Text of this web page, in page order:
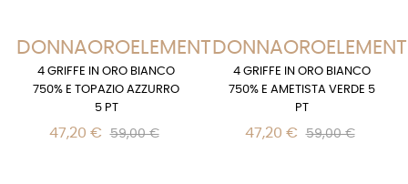
DONNAOROELEMENTS
4 GRIFFE IN ORO BIANCO
750% E TOPAZIO AZZURRO
5 PT
47,20 € 59,00 €
4 GRIFFE IN ORO BIANCO
750% E AMETISTA VERDE 5
PT
47,20 € 59,00 €